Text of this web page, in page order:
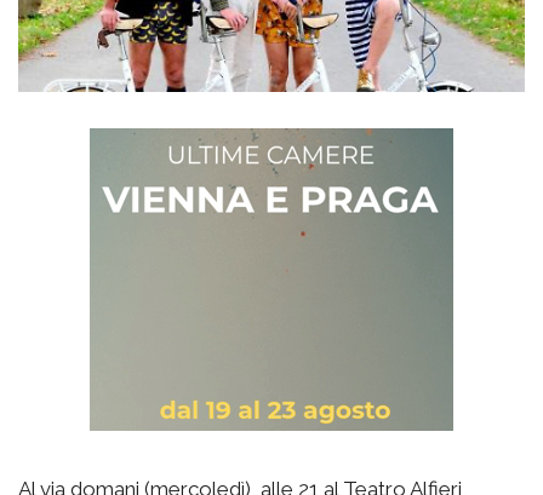
Al via domani (mercoledì), alle 21 al Teatro Alfieri,